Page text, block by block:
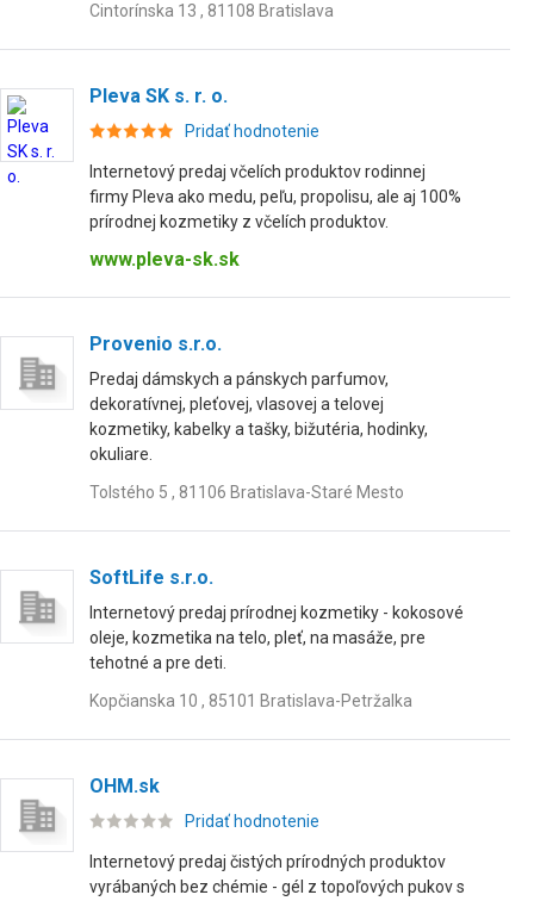
Cintorínska 13 , 81108 Bratislava
Pleva SK s. r. o.
Pridať hodnotenie
Internetový predaj včelích produktov rodinnej
firmy Pleva ako medu, peľu, propolisu, ale aj 100%
prírodnej kozmetiky z včelích produktov.
www.pleva-sk.sk
Provenio s.r.o.
Predaj dámskych a pánskych parfumov,
dekoratívnej, pleťovej, vlasovej a telovej
kozmetiky, kabelky a tašky, bižutéria, hodinky,
okuliare.
Tolstého 5 , 81106 Bratislava-Staré Mesto
SoftLife s.r.o.
Internetový predaj prírodnej kozmetiky - kokosové
oleje, kozmetika na telo, pleť, na masáže, pre
tehotné a pre deti.
Kopčianska 10 , 85101 Bratislava-Petržalka
OHM.sk
Pridať hodnotenie
Internetový predaj čistých prírodných produktov
vyrábaných bez chémie - gél z topoľových pukov s